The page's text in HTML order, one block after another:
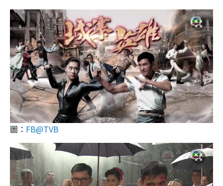
圖： FB@TVB